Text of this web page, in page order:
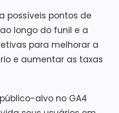
possíveis pontos de
longo do funil e a
para melhorar a
e aumentar as taxas
alvo no GA4